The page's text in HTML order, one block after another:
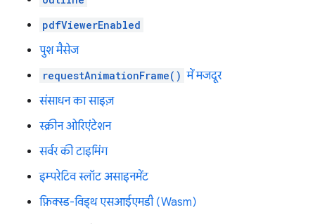
pdfViewerEnabled
पुश मैसेज
requestAnimationFrame() में मजदूर
संसाधन का साइज़
स्क्रीन ओरिएंटेशन
सर्वर की टाइमिंग
इम्परेटिव स्लॉट असाइनमेंट
फ़िक्स्ड-विड्थ एसआईएमडी (Wasm)